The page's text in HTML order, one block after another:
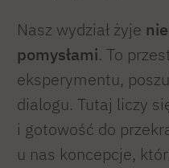
Nasz wydział żyje
pomysłami. To
eksperymentu,
dialogu. Tutaj liczy
i gotowość do
u nas koncepcje,